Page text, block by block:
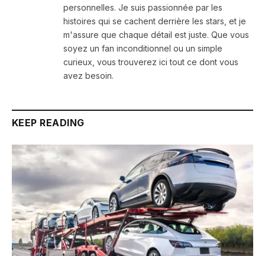
personnelles. Je suis passionnée par les
histoires qui se cachent derrière les stars, et je
m'assure que chaque détail est juste. Que vous
soyez un fan inconditionnel ou un simple
curieux, vous trouverez ici tout ce dont vous
avez besoin.
KEEP READING